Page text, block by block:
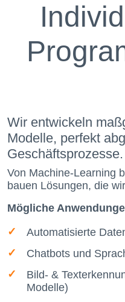
Wir entwickeln
Modelle, perfekt
Geschäftsprozesse.
Von Machine-Learning
bauen Lösungen, die
Mögliche
Automatisierte
Chatbots und
Bild- &
Modelle)